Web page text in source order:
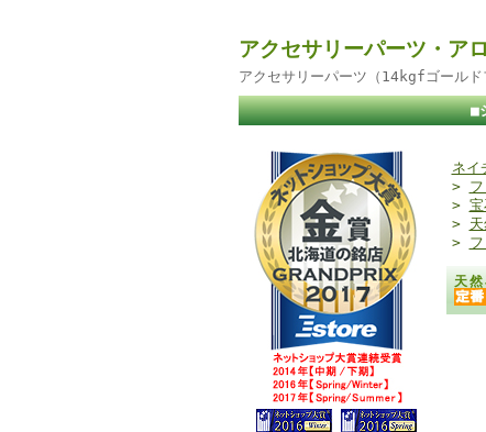
アクセサリーパーツ・ア
アクセサリーパーツ（14kgfゴールド
■
ネイ
>
>
>
>
天